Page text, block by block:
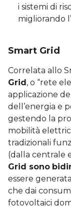
i sistemi di
migliorando
Smart Grid
Correlata allo
Grid, o “rete
applicazione
dell’energia e
gestendo la
mobilità
tradizionali
(dalla centrale
Grid sono
essere
che dai
fotovoltaici